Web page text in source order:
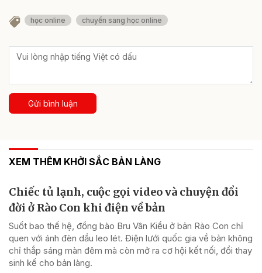
học online chuyển sang học online
Gửi bình luận
XEM THÊM KHỞI SẮC BẢN LÀNG
Chiếc tủ lạnh, cuộc gọi video và chuyện đổi
đời ở Rào Con khi điện về bản
Suốt bao thế hệ, đồng bào Bru Vân Kiều ở bản Rào Con chỉ
quen với ánh đèn dầu leo lét. Điện lưới quốc gia về bản không
chỉ thắp sáng màn đêm mà còn mở ra cơ hội kết nối, đổi thay
sinh kế cho bản làng.